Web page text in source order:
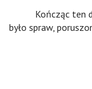
Kończąc ten
było spraw,